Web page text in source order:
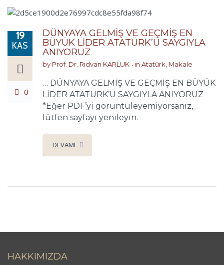
19
KAS
0
DÜNYAYA GELMİŞ VE GEÇMİŞ EN
BÜYÜK LİDER ATATÜRK’Ü SAYGIYLA
ANIYORUZ
by Prof. Dr. Rıdvan KARLUK in Atatürk, Makale
… DÜNYAYA GELMİŞ VE GEÇMİŞ EN BÜYÜK
LİDER ATATÜRK’Ü SAYGIYLA ANIYORUZ
*Eğer PDF’yi görüntüleyemiyorsanız,
lütfen sayfayı yenileyin.
DEVAMI
HAKKIMIZDA